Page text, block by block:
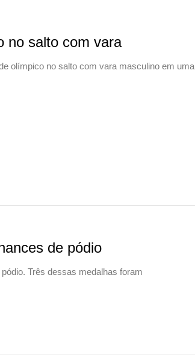
no salto com vara
olímpico no salto com vara masculino em uma
de pódio
Três dessas medalhas foram